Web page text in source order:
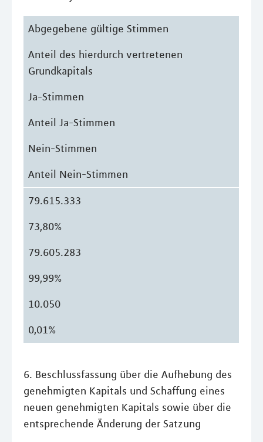
Abgegebene gültige Stimmen
Anteil des hierdurch vertretenen
Grundkapitals
Ja-Stimmen
Anteil Ja-Stimmen
Nein-Stimmen
Anteil Nein-Stimmen
79.615.333
73,80%
79.605.283
99,99%
10.050
0,01%
6. Beschlussfassung über die Aufhebung des
genehmigten Kapitals und Schaffung eines
neuen genehmigten Kapitals sowie über die
entsprechende Änderung der Satzung